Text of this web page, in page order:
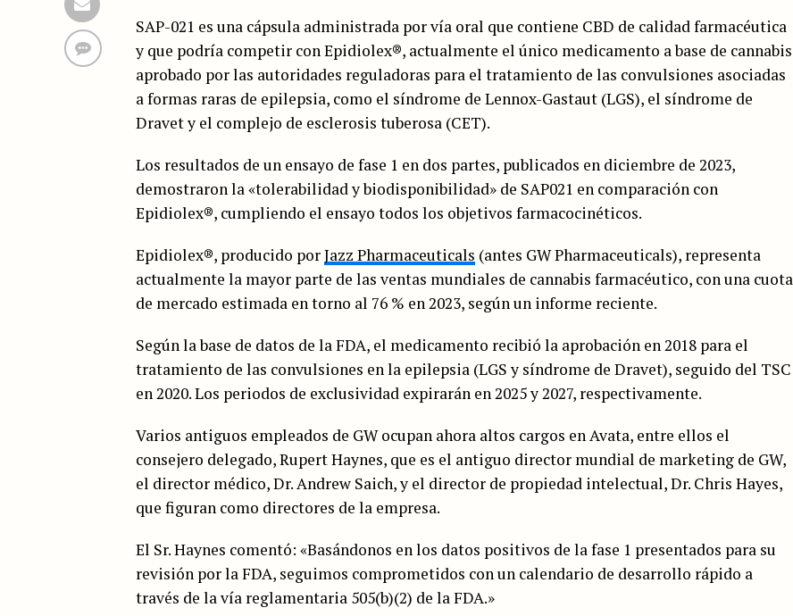
SAP-021 es una cápsula administrada por vía oral que contiene CBD de calidad farmacéutica
y que podría competir con Epidiolex®, actualmente el único medicamento a base de cannabis
aprobado por las autoridades reguladoras para el tratamiento de las convulsiones asociadas
a formas raras de epilepsia, como el síndrome de Lennox-Gastaut (LGS), el síndrome de
Dravet y el complejo de esclerosis tuberosa (CET).
Los resultados de un ensayo de fase 1 en dos partes, publicados en diciembre de 2023,
demostraron la «tolerabilidad y biodisponibilidad» de SAP021 en comparación con
Epidiolex®, cumpliendo el ensayo todos los objetivos farmacocinéticos.
Epidiolex®, producido porJazz Pharmaceuticals (antes GW Pharmaceuticals), representa
actualmente la mayor parte de las ventas mundiales de cannabis farmacéutico, con una cuota
de mercado estimada en torno al 76 % en 2023, según un informe reciente.
Según la base de datos de la FDA, el medicamento recibió la aprobación en 2018 para el
tratamiento de las convulsiones en la epilepsia (LGS y síndrome de Dravet), seguido del TSC
en 2020. Los periodos de exclusividad expirarán en 2025 y 2027, respectivamente.
Varios antiguos empleados de GW ocupan ahora altos cargos en Avata, entre ellos el
consejero delegado, Rupert Haynes, que es el antiguo director mundial de marketing de GW,
el director médico, Dr. Andrew Saich, y el director de propiedad intelectual, Dr. Chris Hayes,
que figuran como directores de la empresa.
El Sr. Haynes comentó: «Basándonos en los datos positivos de la fase 1 presentados para su
revisión por la FDA, seguimos comprometidos con un calendario de desarrollo rápido a
través de la vía reglamentaria 505(b)(2) de la FDA.»